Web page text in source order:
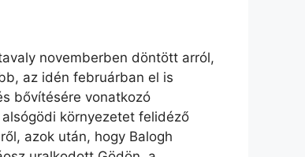
novemberben döntött arról,
az idén februárban el is
bővítésére vonatkozó
környezetet felidéző
azok után, hogy Balogh